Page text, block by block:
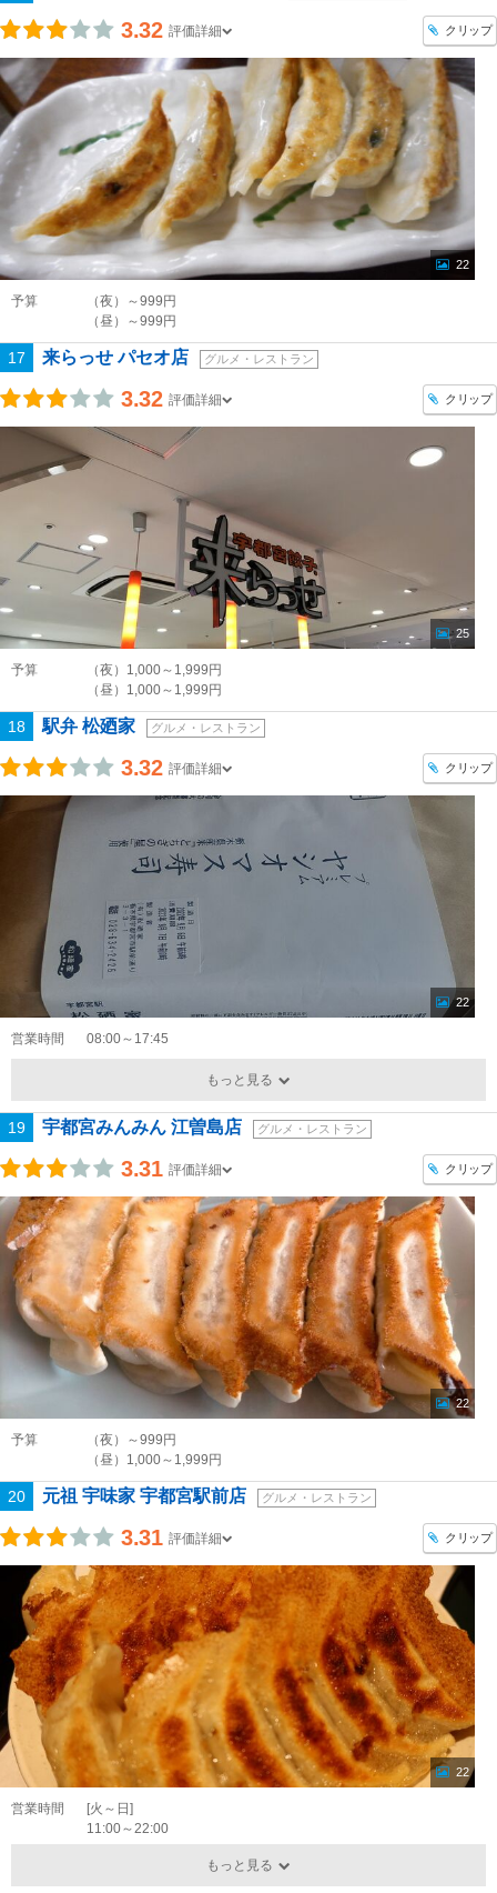
3.32 評価詳細 クリップ
22
予算
（夜）～999円
（昼）～999円
17 来らっせ パセオ店 グルメ・レストラン
3.32 評価詳細 クリップ
25
予算
（夜）1,000～1,999円
（昼）1,000～1,999円
18 駅弁 松廼家 グルメ・レストラン
3.32 評価詳細 クリップ
22
営業時間 08:00～17:45
もっと見る
19 宇都宮みんみん 江曽島店 グルメ・レストラン
3.31 評価詳細 クリップ
22
予算
（夜）～999円
（昼）1,000～1,999円
20 元祖 宇味家 宇都宮駅前店 グルメ・レストラン
3.31 評価詳細 クリップ
22
営業時間
[火～日]
11:00～22:00
もっと見る